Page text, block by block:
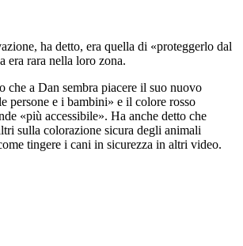
ha detto, era quella di «proteggerlo dal
era rara nella loro zona.
che a Dan sembra piacere il suo nuovo
persone e i bambini» e il colore rosso
«più accessibile». Ha anche detto che
sulla colorazione sicura degli animali
tingere i cani in sicurezza in altri video.